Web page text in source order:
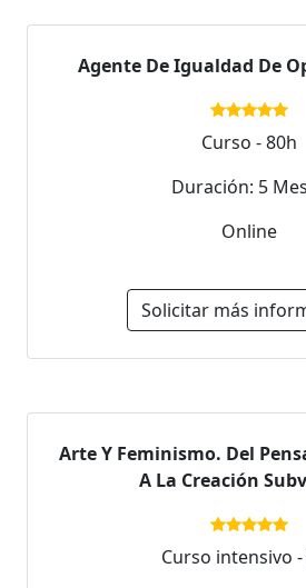
Agente De Igualdad De
Curso - 80h
Duración: 5
Online
Solicitar más
Arte Y Feminismo. Del
A La Creación
Curso intensivo -